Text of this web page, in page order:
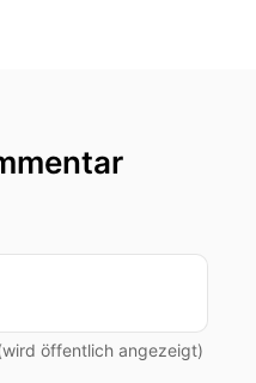
öffentlich angezeigt)